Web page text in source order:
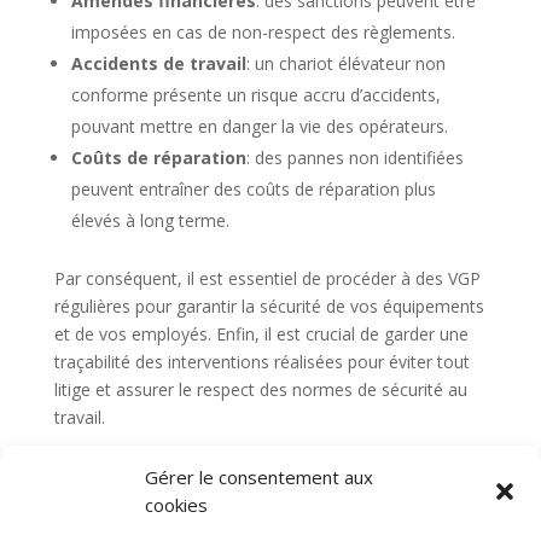
Gérer le consentement aux
cookies
imposées en cas de non-respect des règlements.
Accidents de travail: un chariot élévateur non
conforme présente un risque accru d’accidents,
pouvant mettre en danger la vie des opérateurs.
Coûts de réparation: des pannes non identifiées
peuvent entraîner des coûts de réparation plus
élevés à long terme.
Par conséquent, il est essentiel de procéder à des VGP
régulières pour garantir la sécurité de vos équipements
et de vos employés. Enfin, il est crucial de garder une
traçabilité des interventions réalisées pour éviter tout
litige et assurer le respect des normes de sécurité au
travail.